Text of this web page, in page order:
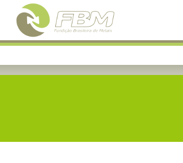
Warning: Undefined variable $activePage in